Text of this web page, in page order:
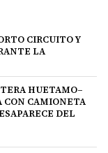
CIRCUITO Y
LA
HUETAMO–
CAMIONETA
DEL